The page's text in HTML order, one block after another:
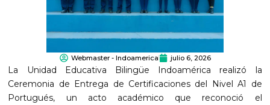
Webmaster - Indoamerica julio 6, 2026
La Unidad Educativa Bilingüe Indoamérica realizó la
Ceremonia de Entrega de Certificaciones del Nivel A1 de
Portugués, un acto académico que reconoció el